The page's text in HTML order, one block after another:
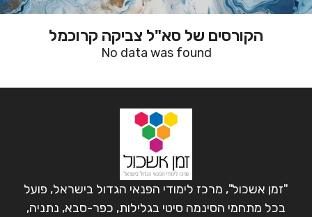
הקורסים של סא"ל צביקה קרוכמל
No data was found
"זמן אשכול", מרכז לימודי הפנאי הגדול בישראל, פועל
בכל מתחמי הסינמה סיטי בגלילות, כפר-סבא, נתניה,